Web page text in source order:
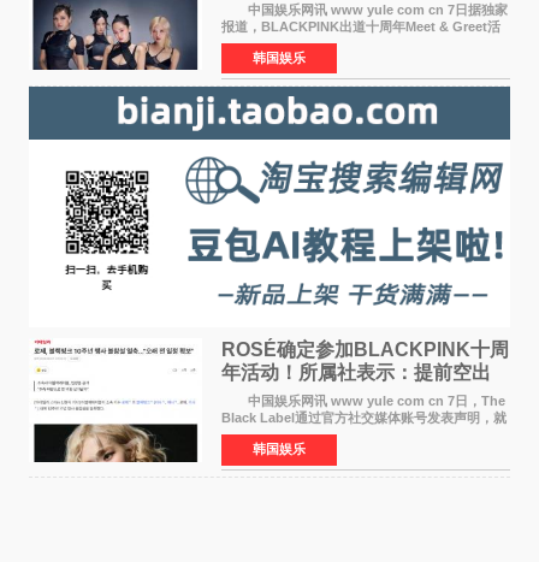
中国娱乐网讯 www yule com cn 7日据独家
报道，BLACKPINK出道十周年Meet & Greet活
动将由智秀、ROS&Eacute;、JENNIE出席，
LISA将缺席。 此前BLACKPINK所属社YG并
未为组合出道十周年做
韩国娱乐
ROSÉ确定参加BLACKPINK十周
年活动！所属社表示：提前空出
了时间
中国娱乐网讯 www yule com cn 7日，The
Black Label通过官方社交媒体账号发表声明，就
近期网络上关于ROS&Eacute;个人行程及是否参
加BLACKPINK出道纪念活动的种种猜测作出正
式回应。 Th
韩国娱乐